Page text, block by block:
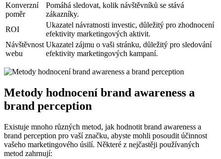
Konverzní
poměr
Pomáhá sledovat, kolik návštěvníků se stává
zákazníky.
ROI
Ukazatel návratnosti investic, důležitý pro zhodnocení
efektivity marketingových aktivit.
Návštěvnost
webu
Ukazatel zájmu o vaši stránku, důležitý pro sledování
efektivity marketingových kampaní.
Metody hodnocení brand awareness a
brand perception
Existuje mnoho různých metod, jak hodnotit brand awareness a
brand perception pro vaší značku, abyste mohli posoudit účinnost
vašeho marketingového úsilí. Některé z nejčastěji používaných
metod zahrnují: